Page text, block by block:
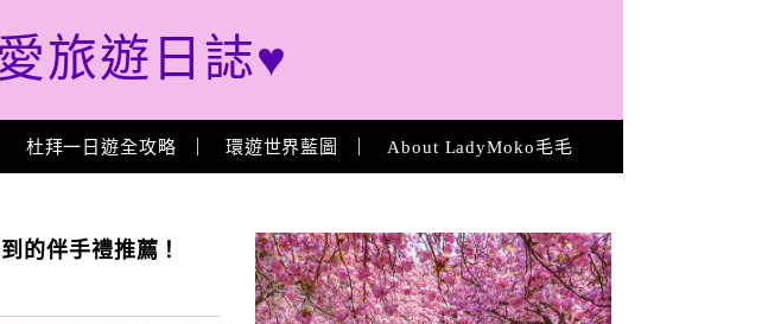
旅遊日誌♥
杜拜一日遊全攻略 環遊世界藍圖 About LadyMoko毛毛
的伴手禮推薦！
About